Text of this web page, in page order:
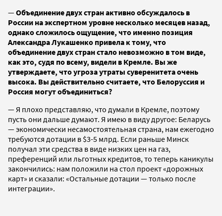
—Объединение двух стран активно обсуждалось в
России на экспертном уровне несколько месяцев назад,
однако сложилось ощущение, что именно позиция
Александра Лукашенко привела к тому, что
объединение двух стран стало невозможно в том виде,
как это, судя по всему, видели в Кремле. Вы же
утверждаете, что угроза утраты суверенитета очень
высока. Вы действительно считаете, что Белоруссия и
Россия могут объединиться?
— Я плохо представляю, что думали в Кремле, поэтому
пусть они дальше думают. Я имею в виду другое: Беларусь
— экономически несамостоятельная страна, нам ежегодно
требуются дотации в $3-5 млрд. Если раньше Минск
получал эти средства в виде низких цен на газ,
преференций или льготных кредитов, то теперь каникулы
закончились: нам положили на стол проект «дорожных
карт» и сказали: «Остальные дотации — только после
интеграции».